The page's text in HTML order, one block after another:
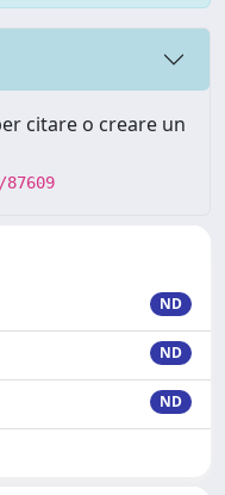
citare o creare un
ND
ND
ND